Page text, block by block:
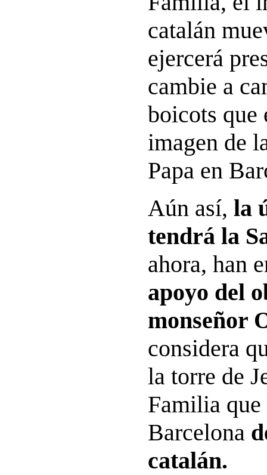
catalán
ejercerá
cambie a
boicots que
imagen de
Papa en
Aún así, la
tendrá la
ahora, han
apoyo del
monseñor
considera
la torre de
Familia que
Barcelona
catalán.